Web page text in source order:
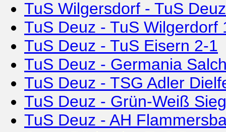
TuS Wilgersdorf - TuS
TuS Deuz - TuS Wilgerdorf
TuS Deuz - TuS Eisern 2-1
TuS Deuz - Germania
TuS Deuz - TSG Adler
TuS Deuz - Grün-Weiß
TuS Deuz - AH